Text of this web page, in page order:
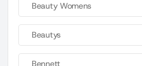
Beauty Womens
Beautys